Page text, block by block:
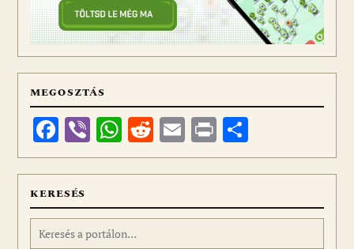
MEGOSZTÁS
Facebook
ViberWhatsApp
Reddit
Email
Print
meg
KERESÉS
Keresés: